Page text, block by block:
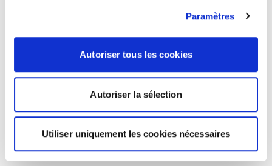
Paramètres
Autoriser tous les cookies
Autoriser la sélection
Utiliser uniquement les cookies nécessaires